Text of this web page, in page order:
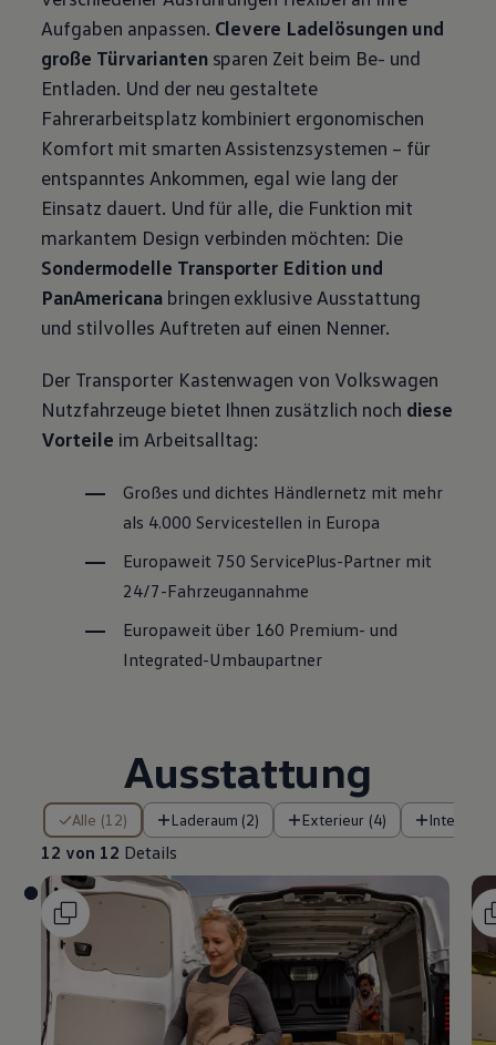
Aufgaben anpassen. Clevere Ladelösungen und
große Türvariantensparen Zeit beim Be- und
Entladen. Und der neu gestaltete
Fahrerarbeitsplatz kombiniert ergonomischen
Komfort mit smarten Assistenzsystemen – für
entspanntes Ankommen, egal wie lang der
Einsatz dauert. Und für alle, die Funktion mit
markantem Design verbinden möchten: Die
Sondermodelle Transporter Edition und
PanAmericanabringen exklusive Ausstattung
und stilvolles Auftreten auf einen Nenner.
Der TransporterKastenwagen von Volkswagen
Nutzfahrzeugebietet Ihnen zusätzlich noch diese
Vorteile im Arbeitsalltag:
Großes und dichtes Händlernetz mit mehr
als 4.000 Servicestellen in Europa
Europaweit 750 ServicePlus-Partner mit
24/7-Fahrzeugannahme
Europaweit über 160 Premium- und
Integrated-Umbaupartner
Ausstattung
Alle (12) Laderaum (2) Exterieur (4) Interieur
12 von 12 Details
12 von 12 Details